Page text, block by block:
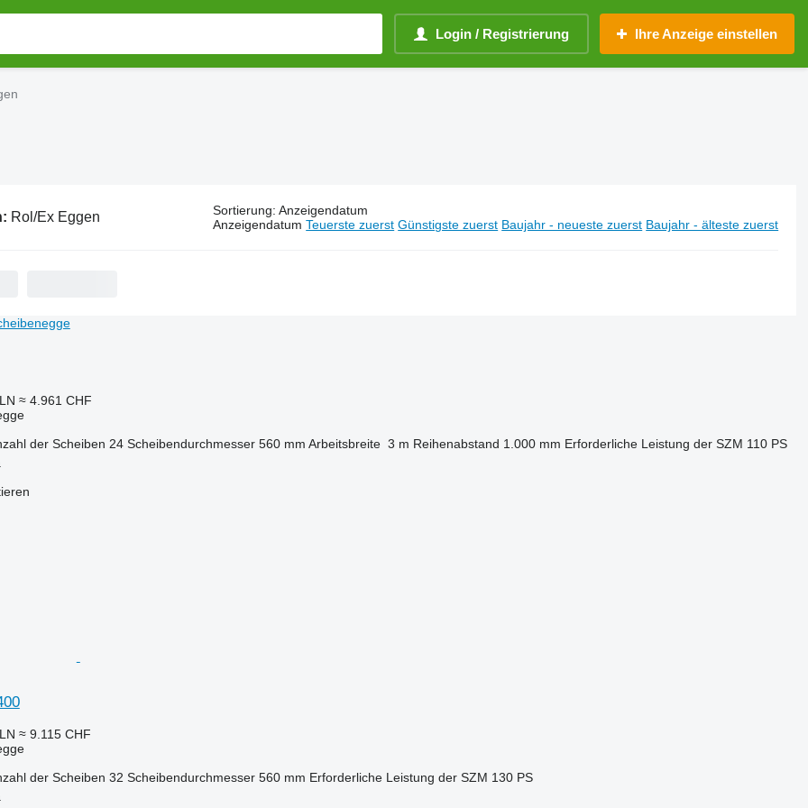
Login / Registrierung Ihre Anzeige einstellen
Rol/Ex Eggen Sortierung: Anzeigendatum
Anzeigendatum Teuerste zuerst Günstigste zuerst Baujahr - neueste zuerst Baujahr - älteste zuerst
≈ 4.961 CHF
der Scheiben 24 Scheibendurchmesser 560 mm Arbeitsbreite 3 m Reihenabstand 1.000 mm Erforderliche Leistung der SZM 110 PS
≈ 9.115 CHF
der Scheiben 32 Scheibendurchmesser 560 mm Erforderliche Leistung der SZM 130 PS